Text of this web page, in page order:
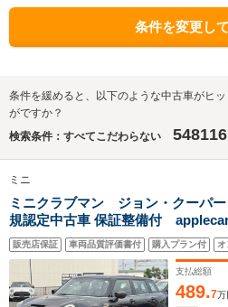
条件を変更し
条件を緩めると、以下のような中古車がヒ
がですか？
検索条件：すべてこだわらない
548116
ミニ
ミニクラブマン ジョン・クーパ
規認定中古車 保証整備付
メラ 衝突軽減ブレーキ アイドリン
ー アクティブクルコン LEDライト
販売店保証 車両品質評価書付 購入プラン付 オ
支払総額
489.7万